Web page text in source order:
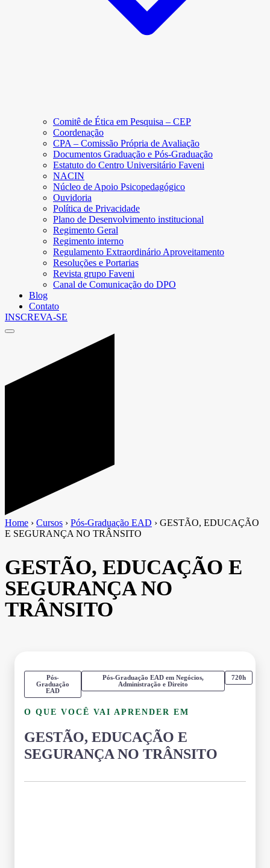
Comitê de Ética em Pesquisa – CEP
Coordenação
CPA – Comissão Própria de Avaliação
Documentos Graduação e Pós-Graduação
Estatuto do Centro Universitário Faveni
NACIN
Núcleo de Apoio Psicopedagógico
Ouvidoria
Política de Privacidade
Plano de Desenvolvimento institucional
Regimento Geral
Regimento interno
Regulamento Extraordinário Aproveitamento
Resoluções e Portarias
Revista grupo Faveni
Canal de Comunicação do DPO
Blog
Contato
INSCREVA-SE
Home › Cursos › Pós-Graduação EAD › GESTÃO, EDUCAÇÃO
E SEGURANÇA NO TRÂNSITO
GESTÃO, EDUCAÇÃO E
SEGURANÇA NO
TRÂNSITO
Pós-
Graduação
EAD
Pós-Graduação EAD em Negócios,
Administração e Direito
720h
O QUE VOCÊ VAI APRENDER EM
GESTÃO, EDUCAÇÃO E
SEGURANÇA NO TRÂNSITO